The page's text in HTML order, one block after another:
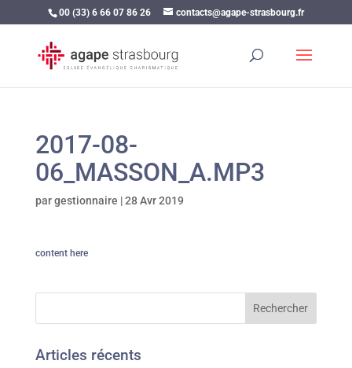
00 (33) 6 66 07 86 26 contacts@agape-strasbourg.fr
2017-08-
06_MASSON_A.MP3
pargestionnaire |28 Avr 2019
content here
Articles récents